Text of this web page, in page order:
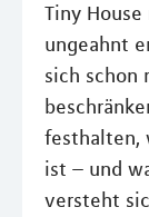
Tiny
ungeahnt
sich schon
festhalten,
ist – und
versteht